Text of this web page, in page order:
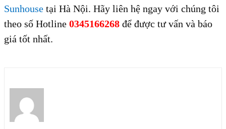
Sunhouse tại Hà Nội. Hãy liên hệ ngay với chúng tôi
theo số Hotline 0345166268 để được tư vấn và báo
giá tốt nhất.